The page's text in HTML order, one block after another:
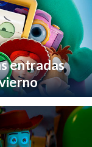
entradas